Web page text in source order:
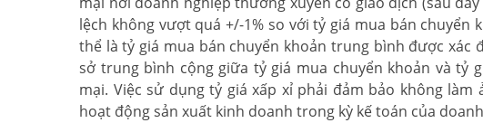
lệch không vượt quá +/-1% so với tỷ giá mua bán
thể là tỷ giá mua bán chuyển khoản trung bình được
sở trung bình cộng giữa tỷ giá mua chuyển khoản và tỷ
mại. Việc sử dụng tỷ giá xấp xỉ phải đảm bảo không
hoạt động sản xuất kinh doanh trong kỳ kế toán của